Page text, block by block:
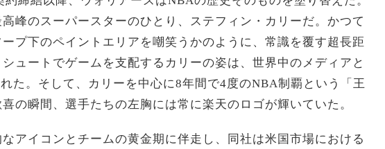
峰のスーパースターのひとり、ステフィン・カリーだ。かつて
プ下のペイントエリアを嘲笑うかのように、常識を覆す超長距
ュートでゲームを支配するカリーの姿は、世界中のメディアと
た。そして、カリーを中心に8年間で4度のNBA制覇という「王
の瞬間、選手たちの左胸には常に楽天のロゴが輝いていた。
アイコンとチームの黄金期に伴走し、同社は米国市場における